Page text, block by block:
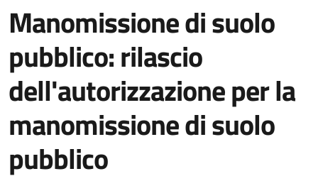
Manomissione di suolo
pubblico: rilascio
dell'autorizzazione per la
manomissione di suolo
pubblico